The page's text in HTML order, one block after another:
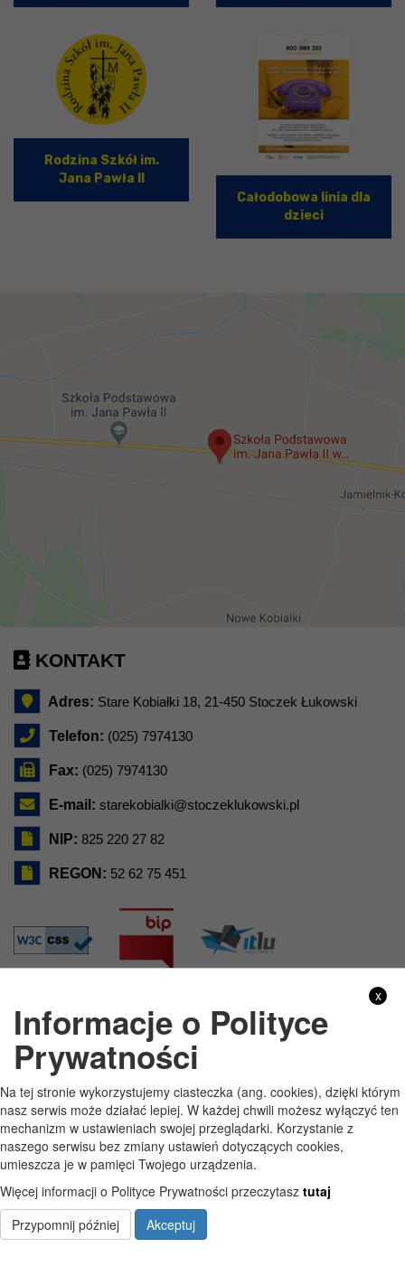
Rodzina Szkół im.
Jana Pawła II
Całodobowa linia dla
dzieci
KONTAKT
Adres: Stare Kobiałki 18, 21-450 Stoczek Łukowski
Telefon: (025) 7974130
Fax: (025) 7974130
E-mail: starekobialki@stoczeklukowski.pl
NIP: 825 220 27 82
REGON: 52 62 75 451
GODZINY PRACY
Pon 7:30 - 15:30
Wt 7:30 - 15:30
Śr 7:30 - 15:30
Pt 7:30 - 15:30
x
Informacje o Polityce
Prywatności
Na tej stronie wykorzystujemy ciasteczka (ang. cookies), dzięki którym
nasz serwis może działać lepiej. W każdej chwili możesz wyłączyć ten
mechanizm w ustawieniach swojej przeglądarki. Korzystanie z
naszego serwisu bez zmiany ustawień dotyczących cookies,
umieszcza je w pamięci Twojego urządzenia.
Więcej informacji o Polityce Prywatności przeczytasz tutaj
Przypomnij później
Akceptuj